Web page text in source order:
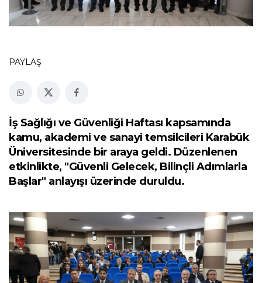
PAYLAŞ
İş Sağlığı ve Güvenliği Haftası kapsamında
kamu, akademi ve sanayi temsilcileri Karabük
Üniversitesinde bir araya geldi. Düzenlenen
etkinlikte, "Güvenli Gelecek, Bilinçli Adımlarla
Başlar" anlayışı üzerinde duruldu.